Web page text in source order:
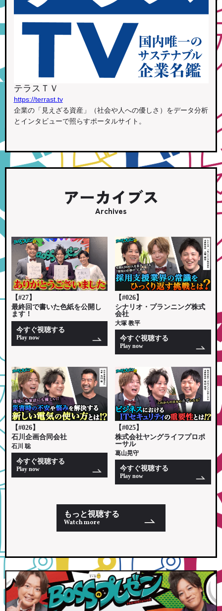
テラスＴＶ
https://terrast.tv
企業の「見えざる資産」（社会や人への優しさ）をデータ分析
とインタビューで照らすポータルサイト。
アーカイブス
Archives
【#27】
最終回で書いた色紙を公開し
ます！
今すぐ視聴する
Play now
【#026】
シナリオ・プランニング株式
会社
大塚 教平
今すぐ視聴する
Play now
【#026】
石川企画合同会社
石川 聡
今すぐ視聴する
Play now
【#025】
株式会社ヤングライフプロポ
ーサル
葛山晃守
今すぐ視聴する
Play now
もっと視聴する
Watch more